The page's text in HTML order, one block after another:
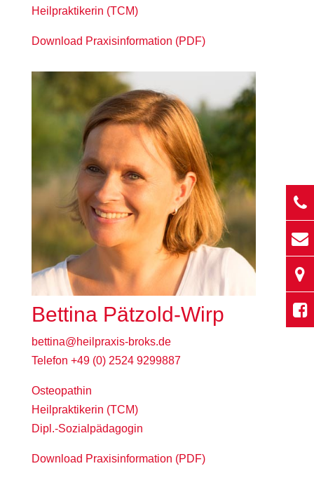
Heilpraktikerin (TCM)
Download Praxisinformation (PDF)
Bettina Pätzold-Wirp
bettina@heilpraxis-broks.de
Telefon +49 (0) 2524 9299887
Osteopathin
Heilpraktikerin (TCM)
Dipl.-Sozialpädagogin
Download Praxisinformation (PDF)